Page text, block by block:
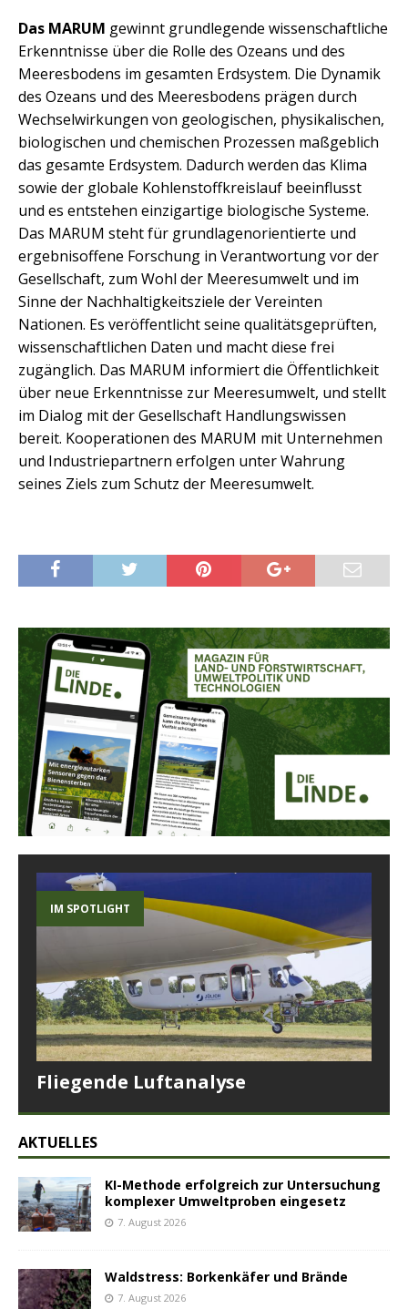
Das MARUM gewinnt grundlegende wissenschaftliche
Erkenntnisse über die Rolle des Ozeans und des
Meeresbodens im gesamten Erdsystem. Die Dynamik
des Ozeans und des Meeresbodens prägen durch
Wechselwirkungen von geologischen, physikalischen,
biologischen und chemischen Prozessen maßgeblich
das gesamte Erdsystem. Dadurch werden das Klima
sowie der globale Kohlenstoffkreislauf beeinflusst
und es entstehen einzigartige biologische Systeme.
Das MARUM steht für grundlagenorientierte und
ergebnisoffene Forschung in Verantwortung vor der
Gesellschaft, zum Wohl der Meeresumwelt und im
Sinne der Nachhaltigkeitsziele der Vereinten
Nationen. Es veröffentlicht seine qualitätsgeprüften,
wissenschaftlichen Daten und macht diese frei
zugänglich. Das MARUM informiert die Öffentlichkeit
über neue Erkenntnisse zur Meeresumwelt, und stellt
im Dialog mit der Gesellschaft Handlungswissen
bereit. Kooperationen des MARUM mit Unternehmen
und Industriepartnern erfolgen unter Wahrung
seines Ziels zum Schutz der Meeresumwelt.
IM SPOTLIGHT
Fliegende Luftanalyse
AKTUELLES
KI-Methode erfolgreich zur Untersuchung
komplexer Umweltproben eingesetz
7. August 2026
Waldstress: Borkenkäfer und Brände
7. August 2026